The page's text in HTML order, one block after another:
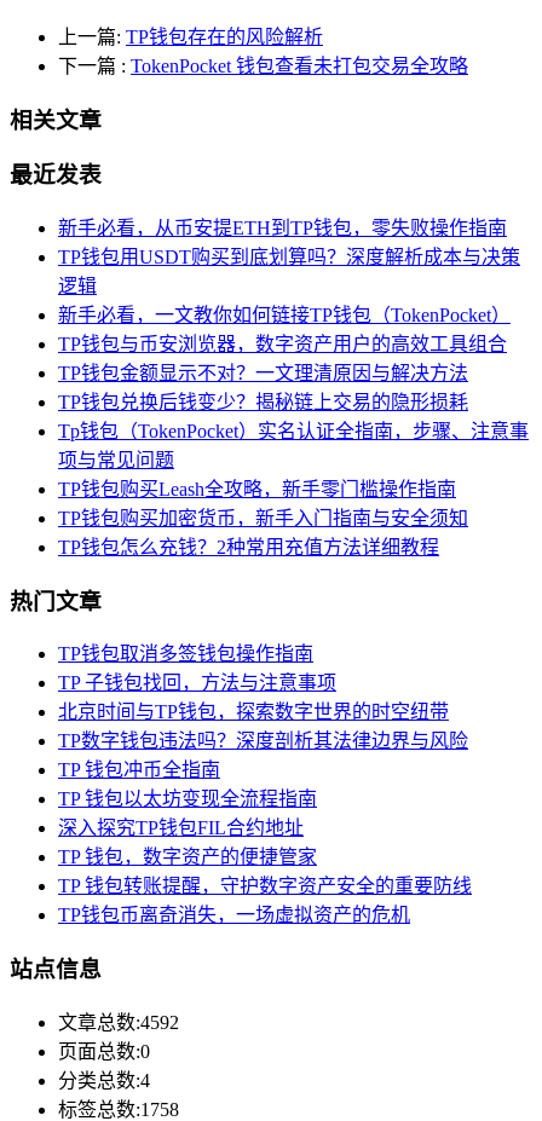
上一篇: TP钱包存在的风险解析
下一篇 : TokenPocket 钱包查看未打包交易全攻略
相关文章
最近发表
新手必看，从币安提ETH到TP钱包，零失败操作指南
TP钱包用USDT购买到底划算吗？深度解析成本与决策
逻辑
新手必看，一文教你如何链接TP钱包（TokenPocket）
TP钱包与币安浏览器，数字资产用户的高效工具组合
TP钱包金额显示不对？一文理清原因与解决方法
TP钱包兑换后钱变少？揭秘链上交易的隐形损耗
Tp钱包（TokenPocket）实名认证全指南，步骤、注意事
项与常见问题
TP钱包购买Leash全攻略，新手零门槛操作指南
TP钱包购买加密货币，新手入门指南与安全须知
TP钱包怎么充钱？2种常用充值方法详细教程
热门文章
TP钱包取消多签钱包操作指南
TP 子钱包找回，方法与注意事项
北京时间与TP钱包，探索数字世界的时空纽带
TP数字钱包违法吗？深度剖析其法律边界与风险
TP 钱包冲币全指南
TP 钱包以太坊变现全流程指南
深入探究TP钱包FIL合约地址
TP 钱包，数字资产的便捷管家
TP 钱包转账提醒，守护数字资产安全的重要防线
TP钱包币离奇消失，一场虚拟资产的危机
站点信息
文章总数:4592
页面总数:0
分类总数:4
标签总数:1758